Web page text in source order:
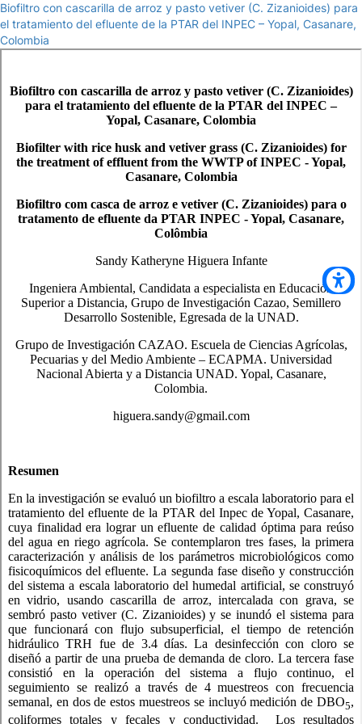
Biofiltro con cascarilla de arroz y pasto vetiver (C. Zizanioides) para
el tratamiento del efluente de la PTAR del INPEC – Yopal, Casanare,
Colombia